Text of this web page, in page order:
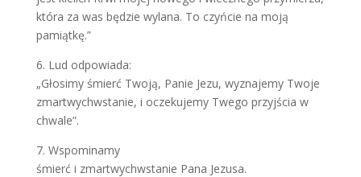
która za was będzie wylana. To czyńcie na moją
pamiątkę.”
6. Lud odpowiada:
„Głosimy śmierć Twoją, Panie Jezu, wyznajemy Twoje
zmartwychwstanie, i oczekujemy Twego przyjścia w
chwale”.
7. Wspominamy
śmierć i zmartwychwstanie Pana Jezusa.